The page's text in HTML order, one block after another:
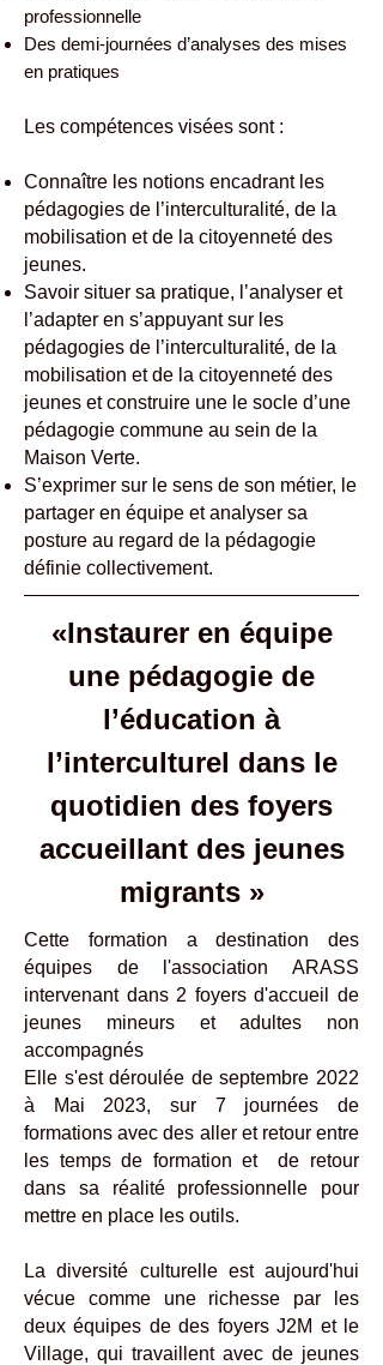
professionnelle
Des demi-journées d’analyses des mises
en pratiques
Les compétences visées sont :
Connaître les notions encadrant les
pédagogies de l’interculturalité, de la
mobilisation et de la citoyenneté des
jeunes.
Savoir situer sa pratique, l’analyser et
l’adapter en s’appuyant sur les
pédagogies de l’interculturalité, de la
mobilisation et de la citoyenneté des
jeunes et construire une le socle d’une
pédagogie commune au sein de la
Maison Verte.
S’exprimer sur le sens de son métier, le
partager en équipe et analyser sa
posture au regard de la pédagogie
définie collectivement.
«Instaurer en équipe
une pédagogie de
l’éducation à
l’interculturel dans le
quotidien des foyers
accueillant des jeunes
migrants »
Cette formation a destination des
équipes de l'association ARASS
intervenant dans 2 foyers d'accueil de
jeunes mineurs et adultes non
accompagnés
Elle s'est déroulée de septembre 2022
à Mai 2023, sur 7 journées de
formations avec des aller et retour entre
les temps de formation et de retour
dans sa réalité professionnelle pour
mettre en place les outils.
La diversité culturelle est aujourd'hui
vécue comme une richesse par les
deux équipes de des foyers J2M et le
Village, qui travaillent avec de jeunes